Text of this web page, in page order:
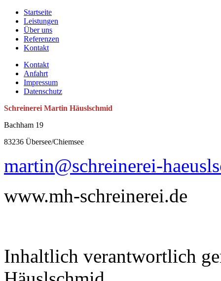
Startseite
Leistungen
Über uns
Referenzen
Kontakt
Kontakt
Anfahrt
Impressum
Datenschutz
Schreinerei Martin Häuslschmid
Bachham 19
83236 Übersee/Chiemsee
martin@schreinerei-
www.mh-schreinerei.de
Inhaltlich verantwortlich